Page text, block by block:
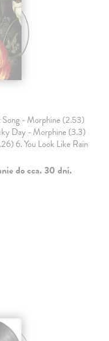
Song - Morphine (2.53)
Day - Morphine (3.3)
6. You Look Like Rain
do cca. 30 dní.